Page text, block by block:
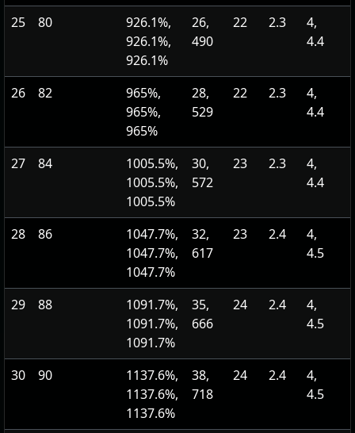
25 80
926.1%,
926.1%,
926.1%
26,
490
22 2.3
4,
4.4
26 82
965%,
965%,
965%
28,
529
22 2.3
4,
4.4
27 84
1005.5%,
1005.5%,
1005.5%
30,
572
23 2.3
4,
4.4
28 86
1047.7%,
1047.7%,
1047.7%
32,
617
23 2.4
4,
4.5
29 88
1091.7%,
1091.7%,
1091.7%
35,
666
24 2.4
4,
4.5
30 90
1137.6%,
1137.6%,
1137.6%
38,
718
24 2.4
4,
4.5